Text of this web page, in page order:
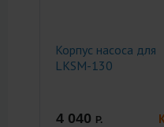
Корпус насоса для
LKSM-130
4 040 Р.